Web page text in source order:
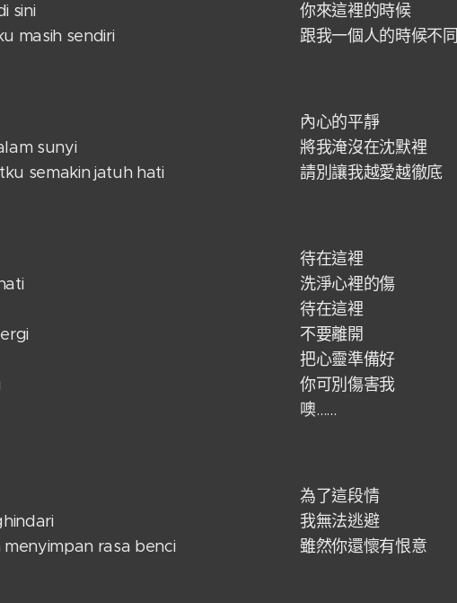
sini
masih sendiri
sunyi
semakin jatuh hati
rasa benci
你來這裡的時候
跟我一個人的時候不同
內心的平靜
將我淹沒在沈默裡
請別讓我越愛越徹底
待在這裡
洗淨心裡的傷
待在這裡
不要離開
把心靈準備好
你可別傷害我
噢……
為了這段情
我無法逃避
雖然你還懷有恨意